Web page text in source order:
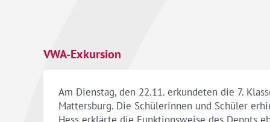
VWA-Exkursion
Am Dienstag, den 22.11. erkundeten die 7.
Mattersburg. Die Schülerinnen und Schüler
Hess erklärte die Funktionsweise des Depots